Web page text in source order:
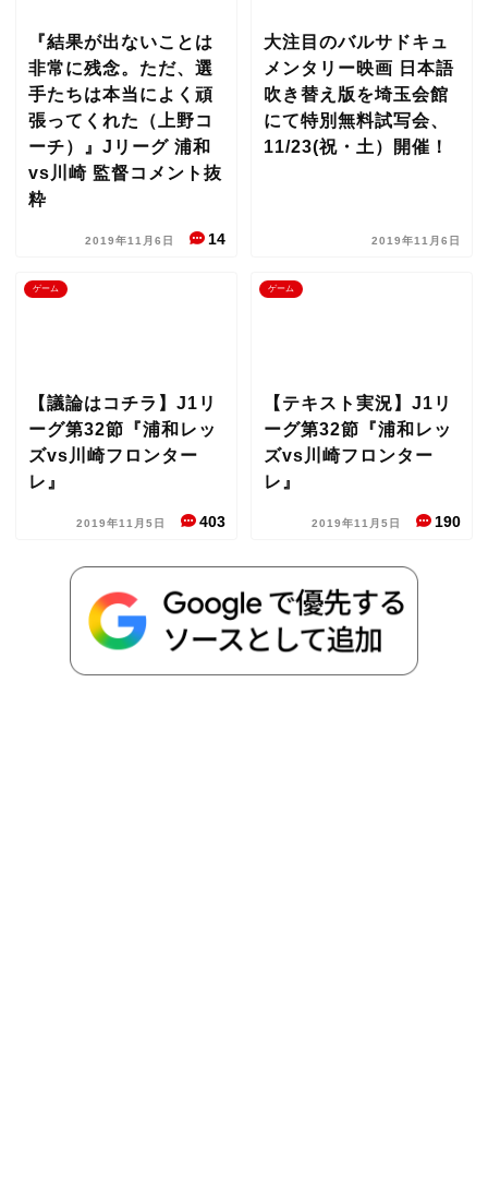
『結果が出ないことは
非常に残念。ただ、選
手たちは本当によく頑
張ってくれた（上野コ
ーチ）』Jリーグ 浦和
vs川崎 監督コメント抜
粋
2019年11月6日 14
大注目のバルサドキュ
メンタリー映画 日本語
吹き替え版を埼玉会館
にて特別無料試写会、
11/23(祝・土）開催！
2019年11月6日
ゲーム
【議論はコチラ】J1リ
ーグ第32節『浦和レッ
ズvs川崎フロンター
レ』
2019年11月5日 403
ゲーム
【テキスト実況】J1リ
ーグ第32節『浦和レッ
ズvs川崎フロンター
レ』
2019年11月5日 190